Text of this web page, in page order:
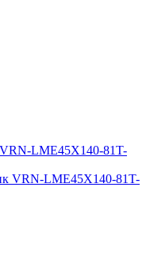
LME45X140-81T-